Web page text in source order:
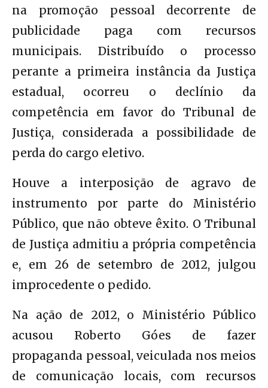
na promoção pessoal decorrente de
publicidade paga com recursos
municipais. Distribuído o processo
perante a primeira instância da Justiça
estadual, ocorreu o declínio da
competência em favor do Tribunal de
Justiça, considerada a possibilidade de
perda do cargo eletivo.
Houve a interposição de agravo de
instrumento por parte do Ministério
Público, que não obteve êxito. O Tribunal
de Justiça admitiu a própria competência
e, em 26 de setembro de 2012, julgou
improcedente o pedido.
Na ação de 2012, o Ministério Público
acusou Roberto Góes de fazer
propaganda pessoal, veiculada nos meios
de comunicação locais, com recursos